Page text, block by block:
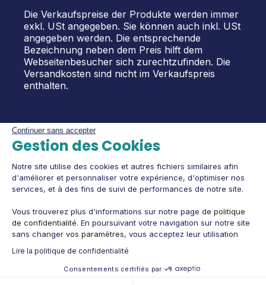
Continuer sans accepter
Gestion des Cookies
Notre site utilise des cookies et autres fichiers similaires afin
d'améliorer et personnaliser votre expérience, d'optimiser nos
services, et à des fins de suivi de performances de notre site.
Vous trouverez plus d'informations sur notre page de politique
de confidentialité. En poursuivant votre navigation sur notre site
sans changer vos paramètres, vous acceptez leur utilisation
Lire la politique de confidentialité
Consentements certifiés par
Die Verkaufspreise der Produkte werden immer
exkl. USt angegeben. Sie können auch inkl. USt
angegeben werden. Die entsprechende
Bezeichnung neben dem Preis hilft dem
Webseitenbesucher sich zurechtzufinden. Die
Versandkosten sind nicht im Verkaufspreis
enthalten.